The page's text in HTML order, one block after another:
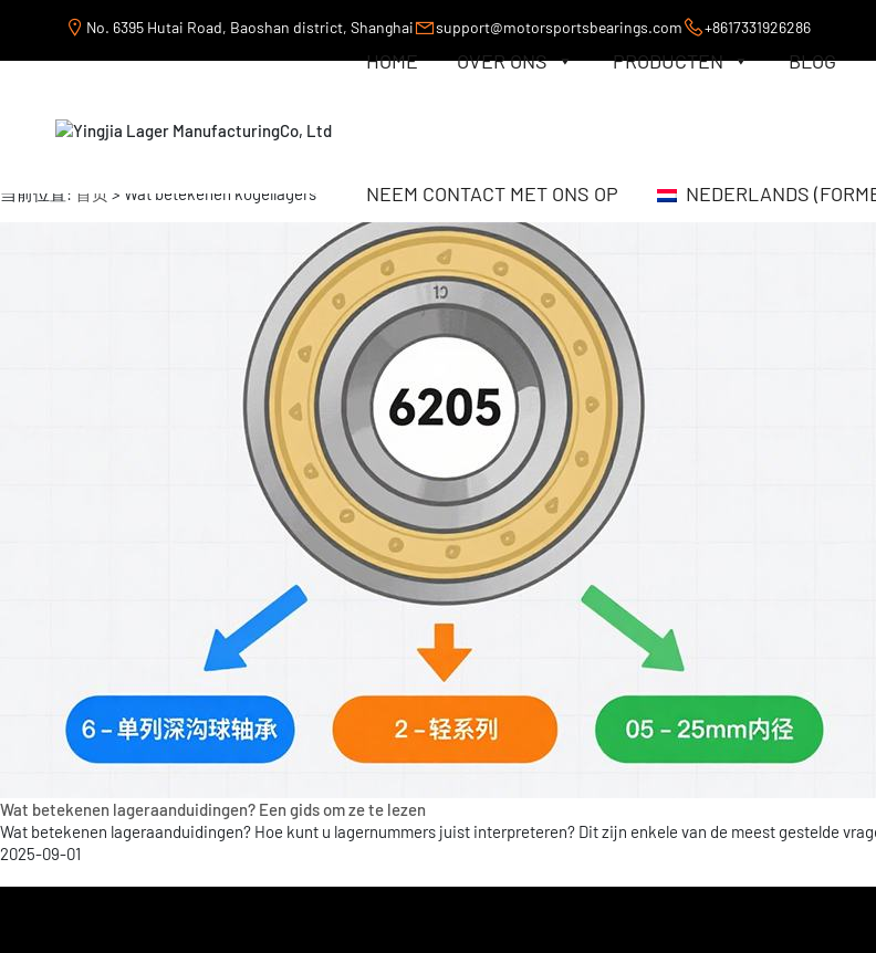
No. 6395 Hutai Road, Baoshan district, Shanghai support@motorsportsbearings.com +8617331926286
HOME OVER ONS PRODUCTEN BLOG
NEEM CONTACT MET ONS OP NEDERLANDS
当前位置: 首页 > Wat betekenen kogellagers
Wat betekenen lageraanduidingen? Een gids om ze te lezen
Wat betekenen lageraanduidingen? Hoe kunt u lagernummers juist interpreteren? Dit zijn enkele van de meest gestelde
2025-09-01